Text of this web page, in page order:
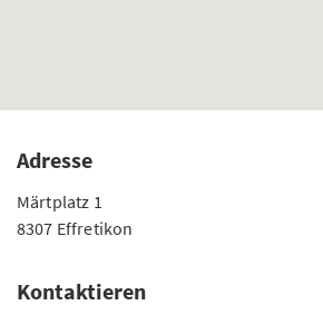
Adresse
Märtplatz 1
8307 Effretikon
Kontaktieren